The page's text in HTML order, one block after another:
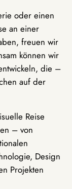
oder einen
an einer
freuen wir
können wir
die –
auf der
Reise
– von
Design
Projekten